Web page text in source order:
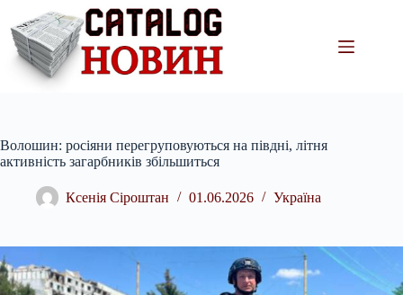
вмісту
Волошин: росіяни перегруповуються на півдні, літня
активність загарбників збільшиться
Ксенія Сіроштан 01.06.2026 Україна